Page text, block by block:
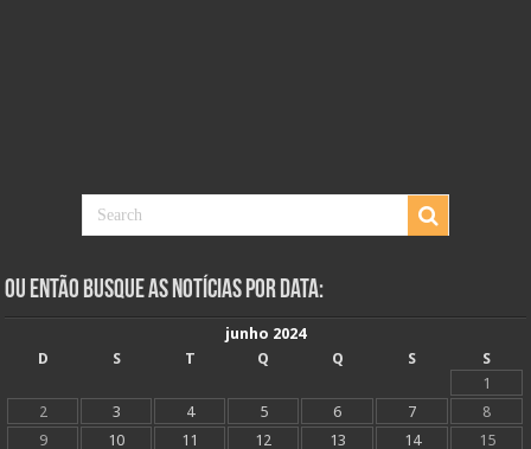
Ou Então Busque as Notícias Por Data:
junho 2024
D
S T Q Q S
S
1
2
3 4 5 6 7
8
9
10 11 12 13 14 15